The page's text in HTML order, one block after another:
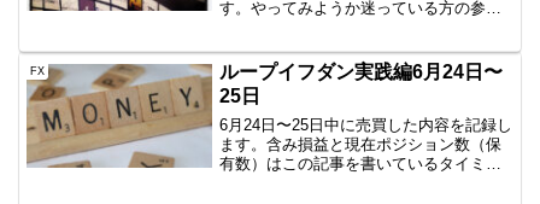
す。やってみようか迷っている方の参考
USD/JPYの15分足を使った、デイトレー
ド、スキャルピン...
FX
ループイフダン実践編6月24日〜
25日
6月24日〜25日中に売買した内容を記録し
ます。含み損益と現在ポジション数（保
有数）はこの記事を書いているタイミン